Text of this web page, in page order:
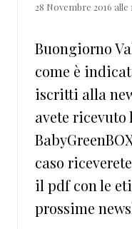
28 Novembre 2016 alle
Buongiorno
come è
iscritti alla
avete ricevuto
caso
il pdf con le
prossime